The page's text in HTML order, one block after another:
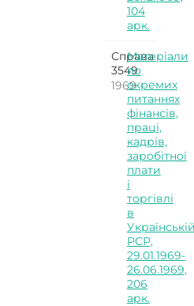
104
арк.
Справа
3549
1969
Матеріали
по
окремих
питаннях
фінансів,
праці,
кадрів,
заробітної
плати
і
торгівлі
в
РСР,
29.01.1969-
26.06.1969,
206
арк.